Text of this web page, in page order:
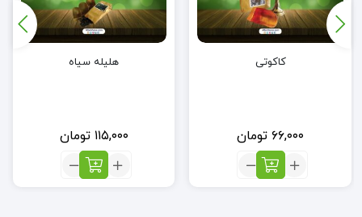
کاکوتی
۶۶,۰۰۰ تومان
تعداد:
کاکوتی
هلیله سیاه
۱۱۵,۰۰۰ تومان
تعداد:
هلیله